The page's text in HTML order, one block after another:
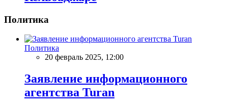
Политика
Политика
20 февраль 2025, 12:00
Заявление информационного
агентства Turan